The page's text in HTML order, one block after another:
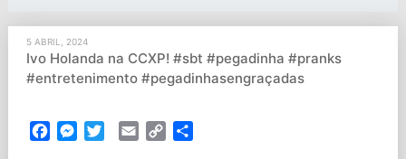
5 ABRIL, 2024
Ivo Holanda na CCXP! #sbt #pegadinha #pranks
#entretenimento #pegadinhasengraçadas
FacebookMessenger
TwitterEmail Copy